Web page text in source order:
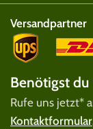
Versandpartner
Benötigst
Rufe uns jetzt*
Kontaktformular